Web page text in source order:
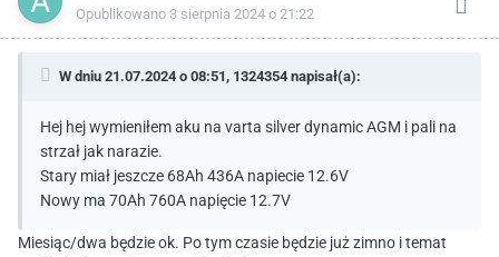
Opublikowano 3 sierpnia 2024 o 21:22
W dniu 21.07.2024 o 08:51, 1324354 napisał(a):
Hej hej wymieniłem aku na varta silver dynamic AGM i pali na
strzał jak narazie.
Stary miał jeszcze 68Ah 436A napiecie 12.6V
Nowy ma 70Ah 760A napięcie 12.7V
Miesiąc/dwa będzie ok. Po tym czasie będzie już zimno i temat